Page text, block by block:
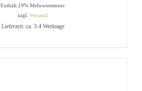
Enthält 19% Mehrwertsteuer
zzgl. Versand
Lieferzeit: ca. 3-4 Werktage